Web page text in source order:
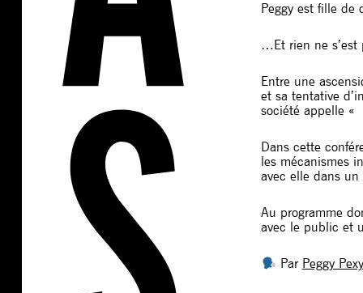
Peggy est fille de
…Et rien ne s’est
Entre une
et sa tentative
société appelle
Dans cette
les mécanismes
avec elle dans un
Au programme
avec le public et
Par Peggy